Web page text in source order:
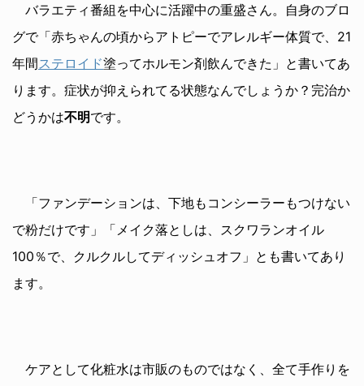
バラエティ番組を中心に活躍中の重盛さん。自身のブロ
グで「赤ちゃんの頃からアトピーでアレルギー体質で、21
年間ステロイド塗ってホルモン剤飲んできた」と書いてあ
ります。症状が抑えられてる状態なんでしょうか？完治か
どうかは不明です。
「ファンデーションは、下地もコンシーラーもつけない
で粉だけです」「メイク落としは、スクワランオイル
100％で、クルクルしてディッシュオフ」とも書いてあり
ます。
ケアとして化粧水は市販のものではなく、全て手作りを